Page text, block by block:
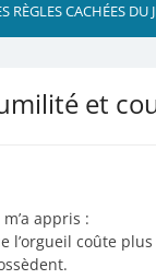
RÈGLES CACHÉES DU
et
appris :
l’orgueil coûte